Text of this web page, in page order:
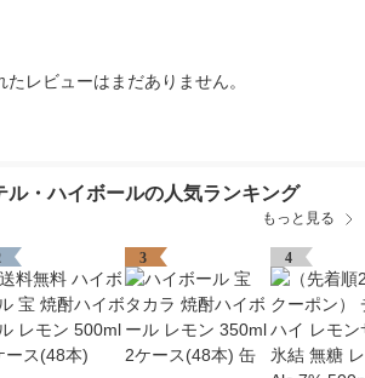
たレビューはまだありません。
ル・ハイボールの人気ランキング
もっと見る
3 4